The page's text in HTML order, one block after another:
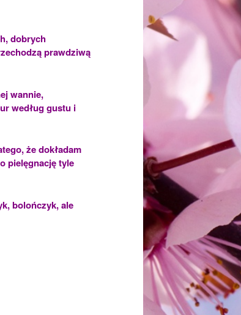
dobrych
prawdziwą
wannie,
według gustu i
że dokładam
pielęgnację tyle
bolończyk, ale